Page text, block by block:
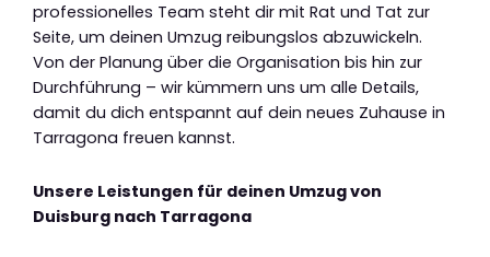
professionelles Team steht dir mit Rat und Tat zur
Seite, um deinen Umzug reibungslos abzuwickeln.
Von der Planung über die Organisation bis hin zur
Durchführung – wir kümmern uns um alle Details,
damit du dich entspannt auf dein neues Zuhause in
Tarragona freuen kannst.
Unsere Leistungen für deinen Umzug von
Duisburg nach Tarragona